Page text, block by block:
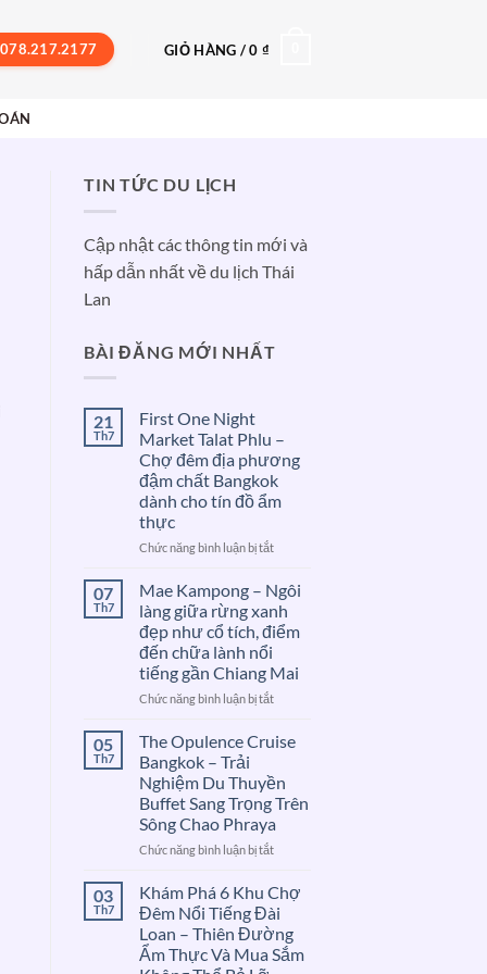
GIỎ HÀNG /0 ₫
TIN TỨC DU LỊCH
Cập nhật các thông tin mới và
hấp dẫn nhất về du lịch Thái
Lan
BÀI ĐĂNG MỚI NHẤT
21
Th7
First One Night
Market Talat Phlu –
Chợ đêm địa phương
đậm chất Bangkok
dành cho tín đồ ẩm
thực
Chức năng bình luận bị tắtở
One
Night
Market
Talat
–
Chợ
phương
chất
Bangkok
dành
ẩm
thực
07
Th7
Mae Kampong – Ngôi
làng giữa rừng xanh
đẹp như cổ tích, điểm
đến chữa lành nổi
tiếng gần Chiang Mai
Chức năng bình luận bị tắtở
Kampong
làng
giữa
rừng
xanh
cổ
tích,
điểm
đến
05
Th7
The Opulence Cruise
Bangkok – Trải
Nghiệm Du Thuyền
Buffet Sang Trọng Trên
Sông Chao Phraya
Chức năng bình luận bị tắtở
Opulence
Cruise
Bangkok
–
Trải
03
Th7
Khám Phá 6 Khu Chợ
Đêm Nổi Tiếng Đài
Loan – Thiên Đường
Ẩm Thực Và Mua Sắm